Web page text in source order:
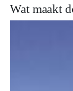
Wat maakt